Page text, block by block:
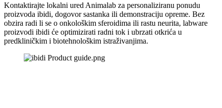
Kontaktirajte lokalni ured Animalab za personaliziranu ponudu
proizvoda ibidi, dogovor sastanka ili demonstraciju opreme. Bez
obzira radi li se o onkološkim sferoidima ili rastu neurita, labware
proizvodi ibidi će optimizirati radni tok i ubrzati otkrića u
predkliničkim i biotehnološkim istraživanjima.